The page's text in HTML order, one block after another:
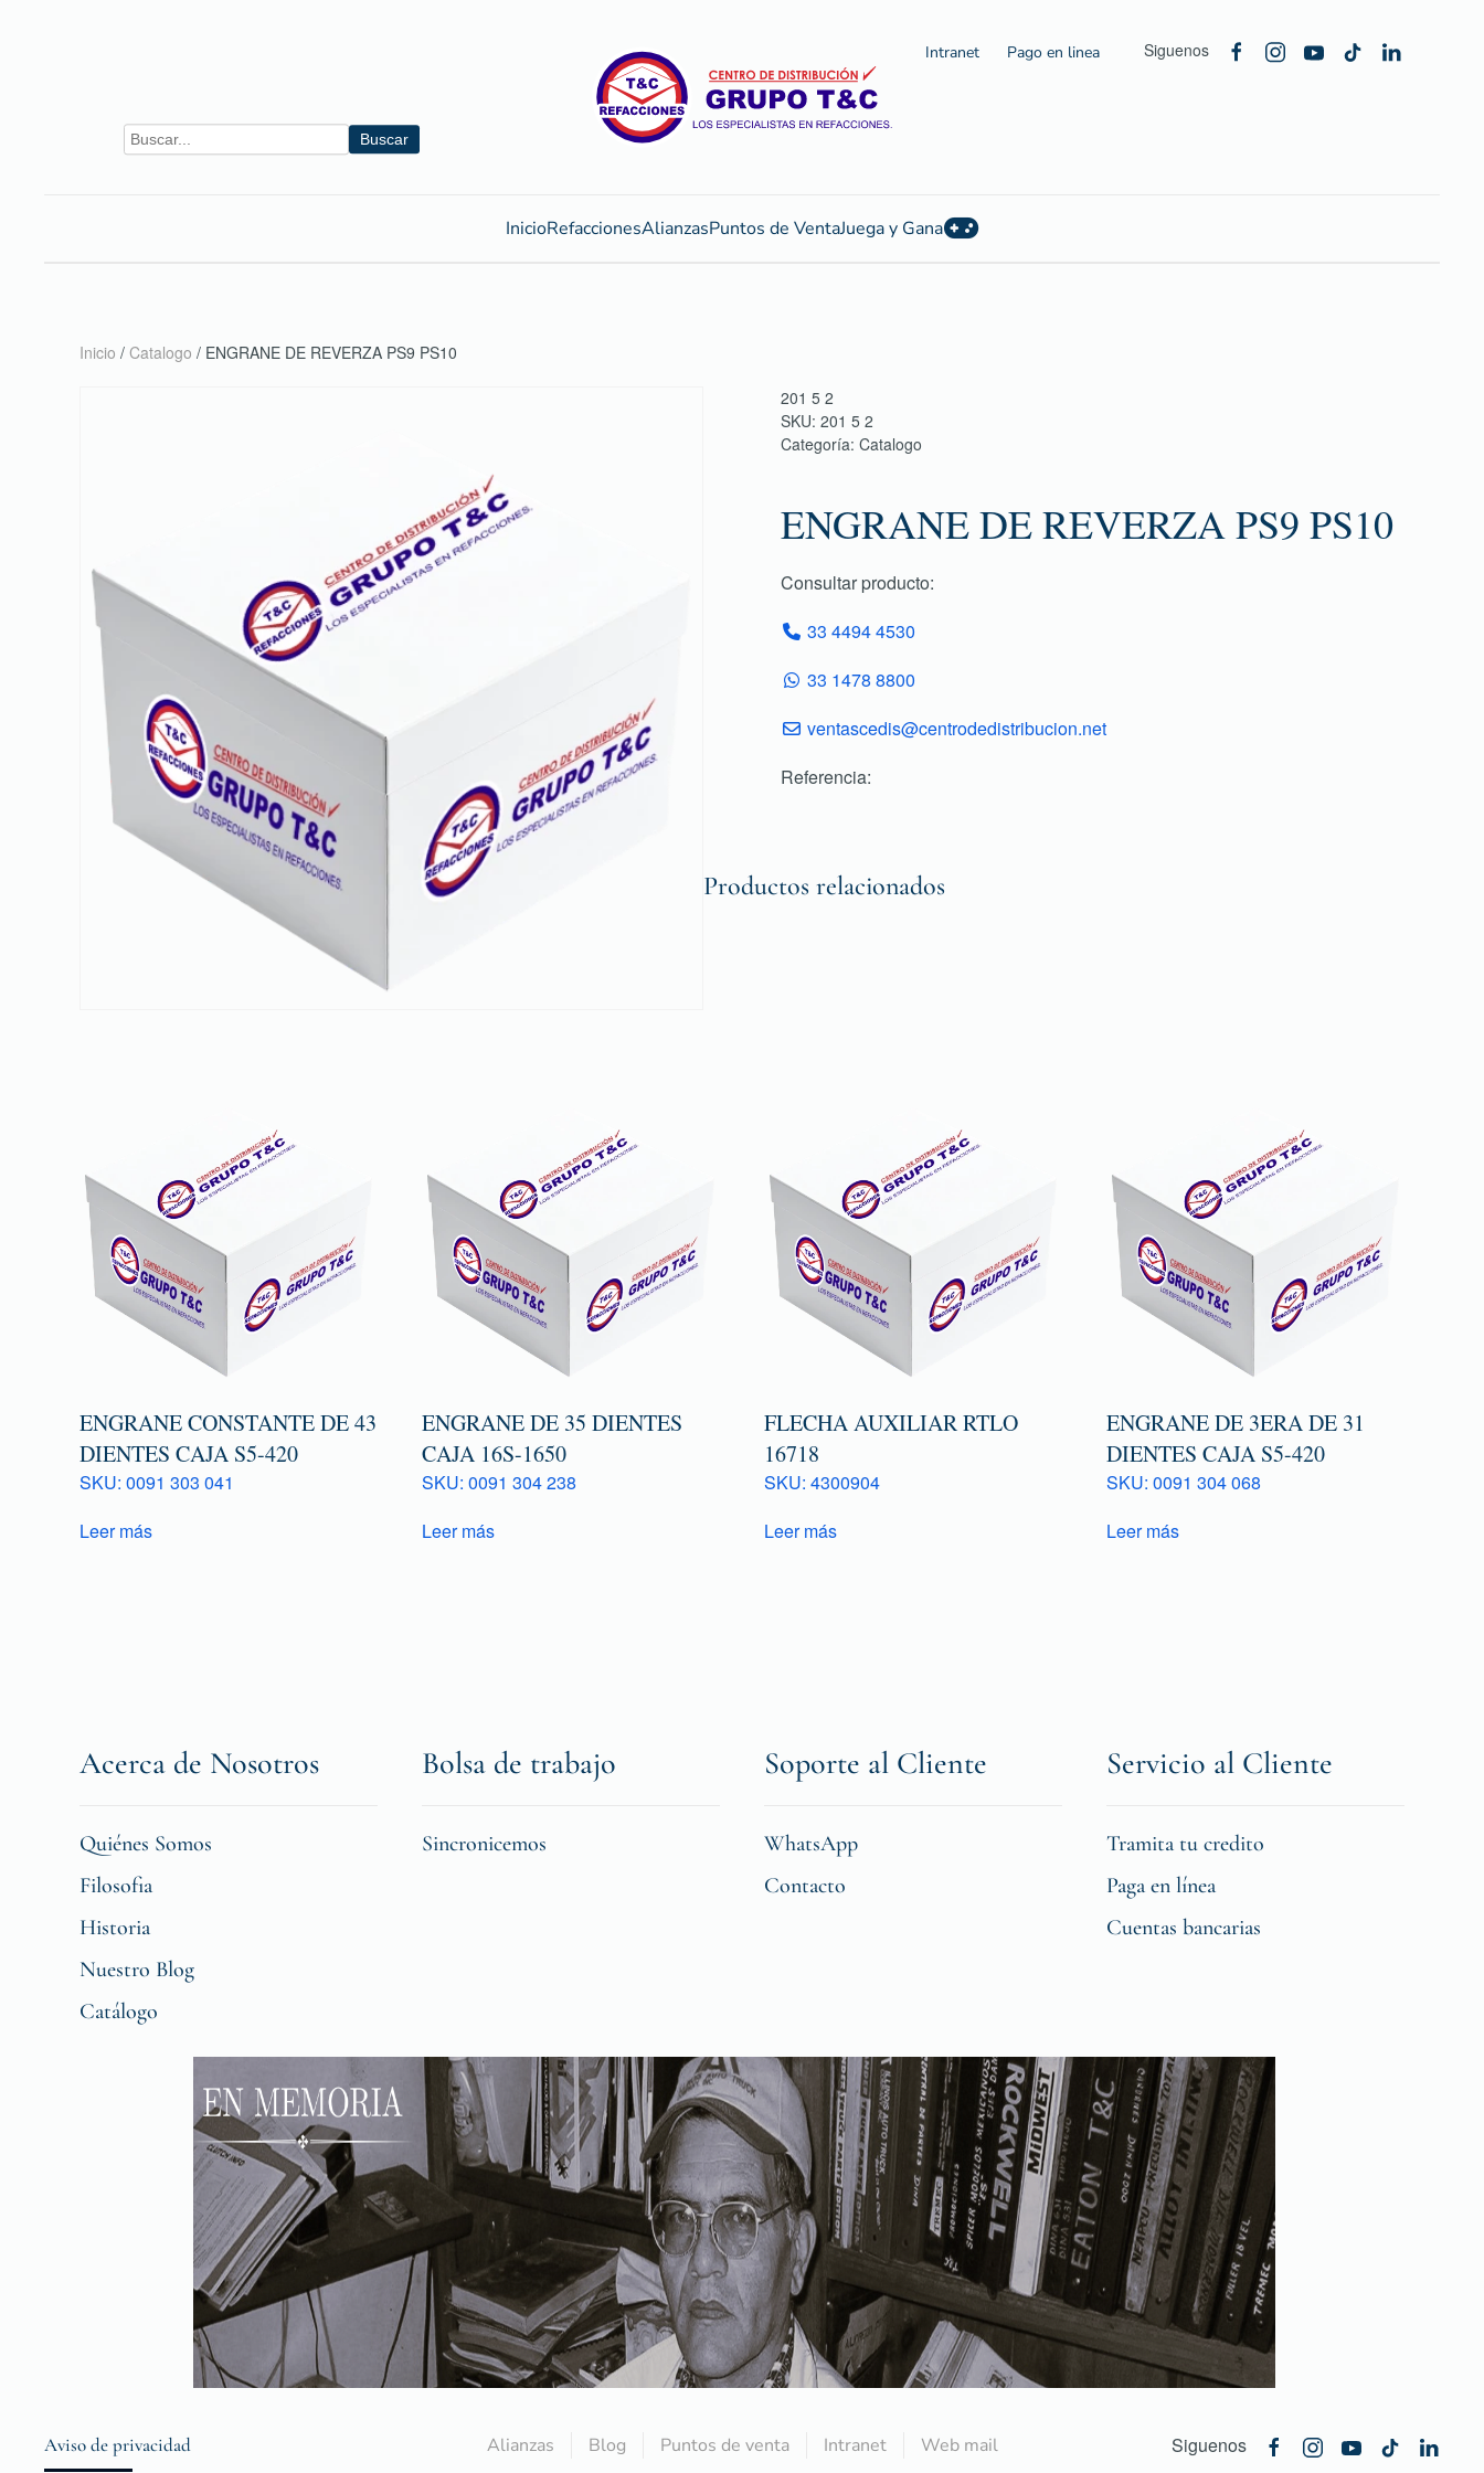
Buscar
Intranet Pago en linea Siguenos
InicioRefaccionesAlianzasPuntos de VentaJuega y Gana
Inicio / Catalogo / ENGRANE DE REVERZA PS9 PS10
201 5 2
SKU: 201 5 2
Categoría: Catalogo
ENGRANE DE REVERZA PS9 PS10
Consultar producto:
33 4494 4530
33 1478 8800
ventascedis@centrodedistribucion.net
Referencia:
Productos relacionados
ENGRANE CONSTANTE DE 43
DIENTES CAJA S5-420
SKU: 0091 303 041
Leer más
ENGRANE DE 35 DIENTES
CAJA 16S-1650
SKU: 0091 304 238
Leer más
FLECHA AUXILIAR RTLO
16718
SKU: 4300904
Leer más
ENGRANE DE 3ERA DE 31
DIENTES CAJA S5-420
SKU: 0091 304 068
Leer más
Acerca de Nosotros
Quiénes Somos
Filosofia
Historia
Nuestro Blog
Catálogo
Bolsa de trabajo
Sincronicemos
Soporte al Cliente
WhatsApp
Contacto
Servicio al Cliente
Tramita tu credito
Paga en línea
Cuentas bancarias
Aviso de privacidad Alianzas Blog Puntos de venta Intranet Web mail Siguenos